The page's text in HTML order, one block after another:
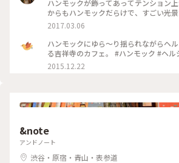
ハンモックが飾ってあってテンション
からもハンモックだらけで、すごい光
ものは、ガパオライスとレモネード。
に合うようにアレンジされてて、レモ
でした！ あとトイレが広くてお洒落す
体的にお洒落で、素敵な空間でした♫ #
カフェ
2017.03.06
ハンモックにゆら～り揺られながらヘ
る吉祥寺のカフェ。 #ハンモック #ヘル
2015.12.22
&note
アンドノート
渋谷・原宿・青山・表参道